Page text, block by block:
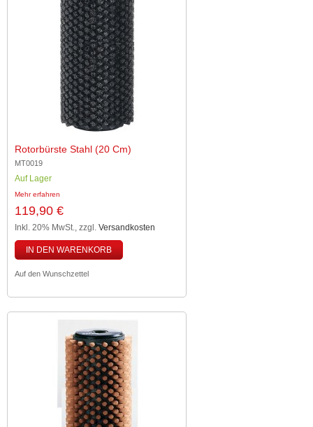
Rotorbürste Stahl (20 Cm)
MT0019
Auf Lager
Mehr erfahren
119,90 €
Inkl. 20% MwSt., zzgl. Versandkosten
IN DEN WARENKORB
Auf den Wunschzettel